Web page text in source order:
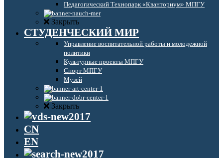
Педагогический Технопарк «Кванториум» МПГУ
Закрыть
СТУДЕНЧЕСКИЙ МИР
Управление воспитательной работы и молодежной
политики
Культурные проекты МПГУ
Спорт МПГУ
Музей
Закрыть
CN
EN